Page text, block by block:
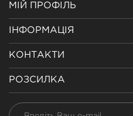
МІЙ ПРОФІЛЬ
ІНФОРМАЦІЯ
КОНТАКТИ
РОЗСИЛКА